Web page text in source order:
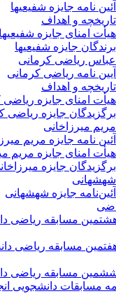
آئین نامه جایزه شفیعیها
تاریخچه و اهداف
هیأت امنای جایزه شفیعیها
برندگان جایزه شفیعیها
عباس ریاضی کرمانی
آیین نامه ریاضی کرمانی
تاریخچه و اهداف
هیأت امنای جایزه ریاضی
برگزیدگان جایزه ریاضی
میرزاخانی
آئین نامه جایزه مریم
هیأت امنای جایزه مریم
برگزیدگان جایزه
شهشهانی
آئین‌نامه جایزه شهشهانی
مسابقه ریاضی
مسابقه ریاضی
مسابقه ریاضی
مسابقات دانشجویی